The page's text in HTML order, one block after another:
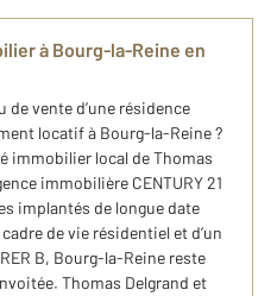
à Bourg-la-Reine en
de vente d’une résidence
locatif à Bourg-la-Reine ?
immobilier local de Thomas
immobilière CENTURY 21
implantés de longue date
de vie résidentiel et d’un
B, Bourg-la-Reine reste
Thomas Delgrand et